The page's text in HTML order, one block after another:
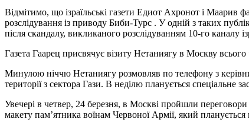
Відмітимо, що ізраїльські газети Едиот Ахронот і
розслідування із приводу Биби-Турс . У одній з таких
після скандалу, викликаного розслідуванням 10-го каналу
Газета Гаарец присвячує візиту Нетаниягу в Москву
Минулою ніччю Нетаниягу розмовляв по телефону з
території з сектора Гази. В неділю планується спеціальне
Увечері в четвер, 24 березня, в Москві пройшли
макету пам’ятника воїнам Червоної Армії, який